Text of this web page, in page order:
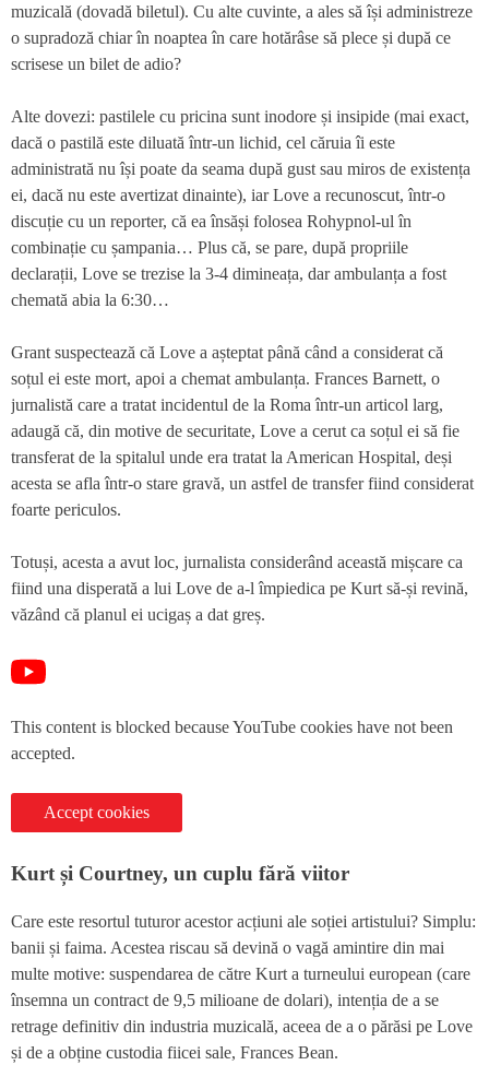
muzicală (dovadă biletul). Cu alte cuvinte, a ales să își administreze
o supradoză chiar în noaptea în care hotărâse să plece și după ce
scrisese un bilet de adio?
Alte dovezi: pastilele cu pricina sunt inodore și insipide (mai exact,
dacă o pastilă este diluată într-un lichid, cel căruia îi este
administrată nu își poate da seama după gust sau miros de existența
ei, dacă nu este avertizat dinainte), iar Love a recunoscut, într-o
discuție cu un reporter, că ea însăși folosea Rohypnol-ul în
combinație cu șampania… Plus că, se pare, după propriile
declarații, Love se trezise la 3-4 dimineața, dar ambulanța a fost
chemată abia la 6:30…
Grant suspectează că Love a așteptat până când a considerat că
soțul ei este mort, apoi a chemat ambulanța. Frances Barnett, o
jurnalistă care a tratat incidentul de la Roma într-un articol larg,
adaugă că, din motive de securitate, Love a cerut ca soțul ei să fie
transferat de la spitalul unde era tratat la American Hospital, deși
acesta se afla într-o stare gravă, un astfel de transfer fiind considerat
foarte periculos.
Totuși, acesta a avut loc, jurnalista considerând această mișcare ca
fiind una disperată a lui Love de a-l împiedica pe Kurt să-și revină,
văzând că planul ei ucigaș a dat greș.
This content is blocked because YouTube cookies have not been
accepted.
Accept cookies
Kurt și Courtney, un cuplu fără viitor
Care este resortul tuturor acestor acțiuni ale soției artistului? Simplu:
banii și faima. Acestea riscau să devină o vagă amintire din mai
multe motive: suspendarea de către Kurt a turneului european (care
însemna un contract de 9,5 milioane de dolari), intenția de a se
retrage definitiv din industria muzicală, aceea de a o părăsi pe Love
și de a obține custodia fiicei sale, Frances Bean.